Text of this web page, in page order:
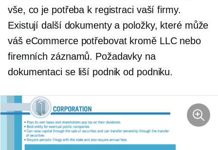
vše, co je potřeba k registraci vaší firmy.
Existují další dokumenty a položky, které může
váš eCommerce potřebovat kromě LLC nebo
firemních záznamů. Požadavky na
dokumentaci se liší podnik od podniku.